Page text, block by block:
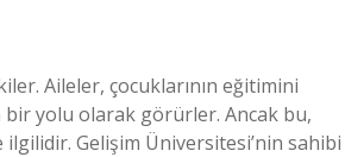
Aileler, çocuklarının eğitimini
bir yolu olarak görürler. Ancak bu,
Gelişim Üniversitesi’nin sahibi